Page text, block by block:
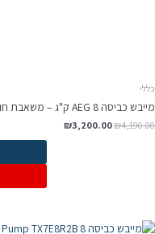
כללי
מייבש כביסה AEG 8 ק"ג – משאבת חום T7384OBCM | קנה עכשיו ב-HOMELECTRIC
₪4,190.00
₪3,200.00